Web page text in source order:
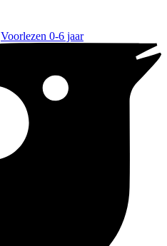
Voorlezen 0-6 jaar